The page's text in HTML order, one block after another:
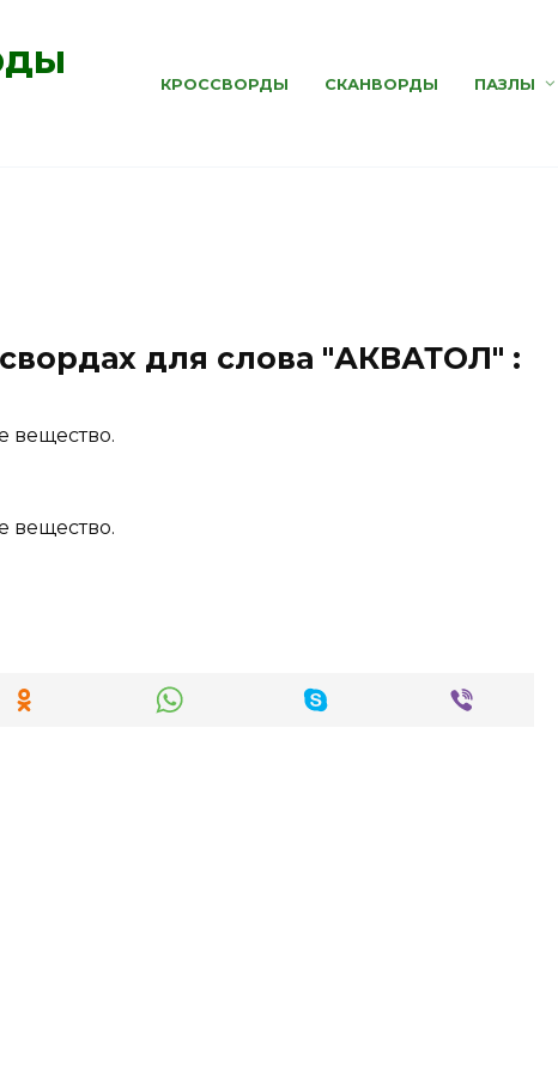
КРОССВОРДЫ СКАНВОРДЫ ПАЗЛЫ
для слова "АКВАТОЛ" :
вещество.
вещество.